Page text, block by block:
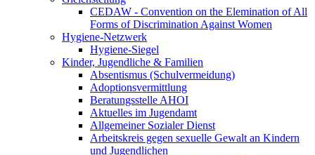
CEDAW - Convention on the Elemination of All
Forms of Discrimination Against Women
Hygiene-Netzwerk
Hygiene-Siegel
Kinder, Jugendliche & Familien
Absentismus (Schulvermeidung)
Adoptionsvermittlung
Beratungsstelle AHOI
Aktuelles im Jugendamt
Allgemeiner Sozialer Dienst
Arbeitskreis gegen sexuelle Gewalt an Kindern
und Jugendlichen